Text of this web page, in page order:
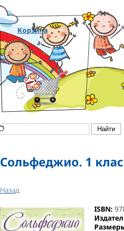
Корзина
Сольфеджио. 1
Назад
ISBN: